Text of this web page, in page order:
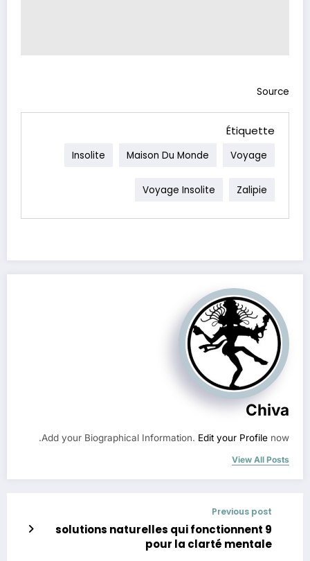
Source
Étiquette
Insolite Maison Du Monde Voyage
Voyage Insolite Zalipie
Chiva
Add your Biographical Information. Edit your Profile now.
View All Posts
Previous post
9 solutions naturelles qui fonctionnent
pour la clarté mentale